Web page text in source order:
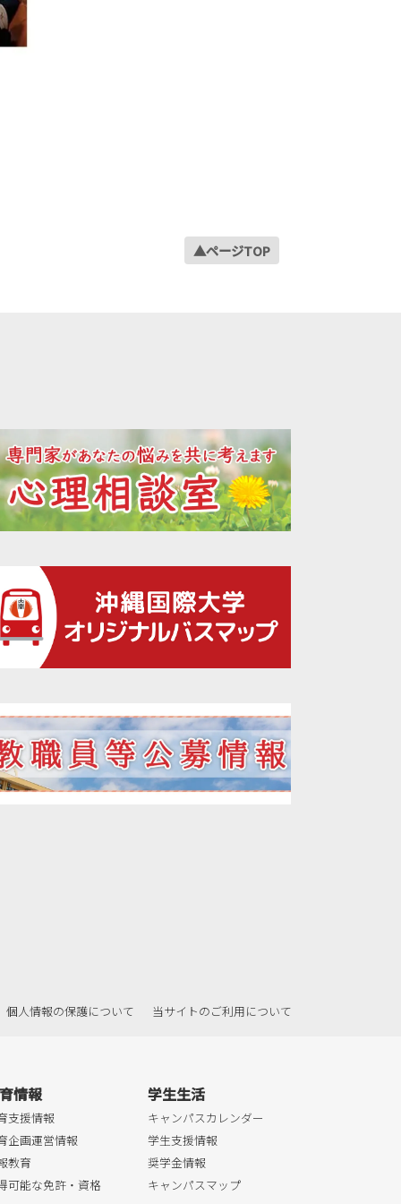
▲ページTOP
個人情報の保護について 当サイトのご利用について
情報
支援情報
企画運営情報
教育
可能な免許・資格
学生生活
キャンパスカレンダー
学生支援情報
奨学金情報
キャンパスマップ